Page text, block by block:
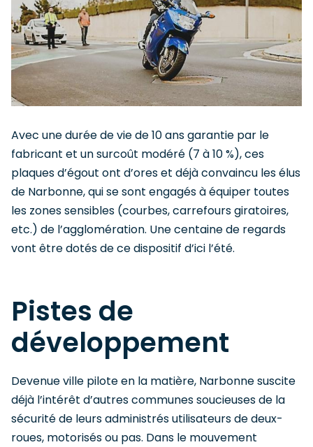
Avec une durée de vie de 10 ans garantie par le
fabricant et un surcoût modéré (7 à 10 %), ces
plaques d’égout ont d’ores et déjà convaincu les élus
de Narbonne, qui se sont engagés à équiper toutes
les zones sensibles (courbes, carrefours giratoires,
etc.) de l’agglomération. Une centaine de regards
vont être dotés de ce dispositif d’ici l’été.
Pistes de
développement
Devenue ville pilote en la matière, Narbonne suscite
déjà l’intérêt d’autres communes soucieuses de la
sécurité de leurs administrés utilisateurs de deux-
roues, motorisés ou pas. Dans le mouvement